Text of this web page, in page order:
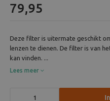
79,95
Deze filter is uitermate geschikt
lenzen te dienen. De filter is van
kan vinden. ...
Lees meer